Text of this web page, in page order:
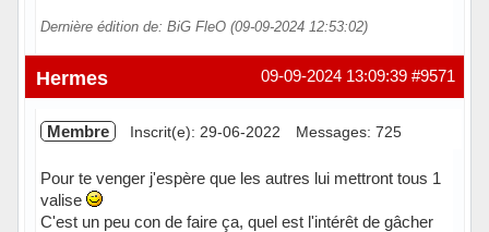
Dernière édition de: BiG FleO (09-09-2024 12:53:02)
Hors ligne #9571
09-09-2024 13:09:39
Hermes
Membre Inscrit(e): 29-06-2022 Messages: 725
Pour te venger j'espère que les autres lui mettront tous 1
valise
C'est un peu con de faire ça, quel est l'intérêt de gâcher